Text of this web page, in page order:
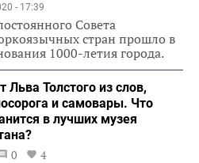
- 17:39
Совета
стран прошло в
1000-летия города.
Льва Толстого из слов,
и самовары. Что
в лучших музея
0 4